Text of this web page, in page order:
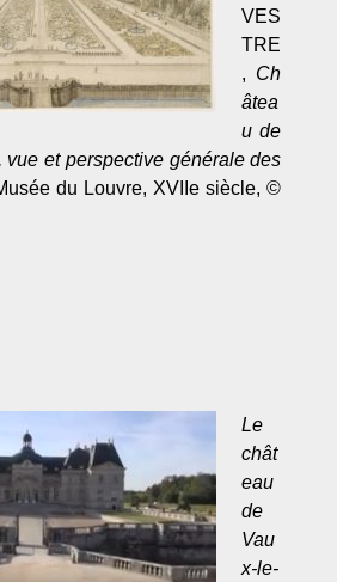
VES
TRE
, Ch
âtea
u de
vue et perspective générale des
du Louvre, XVIIe siècle, ©
Le
chât
eau
de
Vau
x-le-